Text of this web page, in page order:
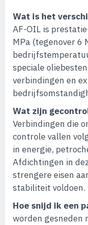
Wat is het
AF-OIL is
MPa (tegenover 6
speciale
verbindingen en
Wat zijn
Verbindingen die
controle vallen
in energie,
Afdichtingen in
strengere eisen
stabiliteit voldoen.
Hoe snijd ik een
worden gesneden